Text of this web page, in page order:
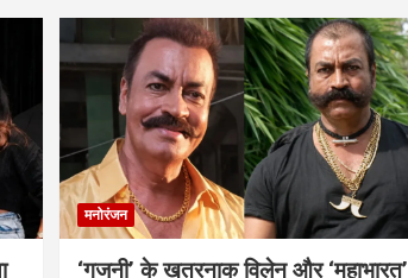
मनोरंजन
‘गजनी’ के खतरनाक विलेन और ‘महाभारत’